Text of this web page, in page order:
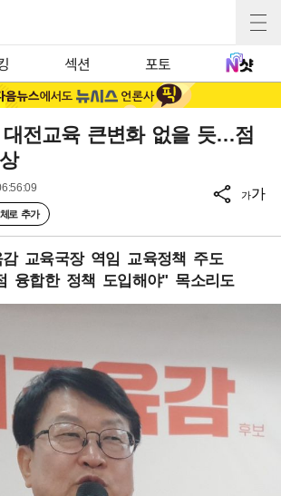
섹션 포토
전교육 큰변화 없을 듯…점
로 추가
가가
교육국장 역임 교육정책 주도
융합한 정책 도입해야" 목소리도